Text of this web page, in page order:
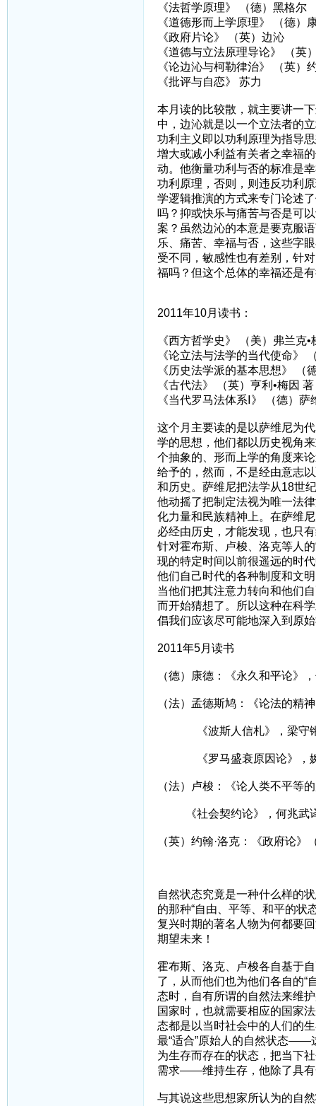
《法哲学原理》 （德）黑格尔
《道德形而上学原理》 （德）
《政府片论》 （英）边沁
《道德与立法原理导论》 （英
《论边沁与柯勒律治》 （英）
《批评与自恋》 苏力
本月读的比较散，就主要讲一
中，边沁就是以一个立法者的
功利主义即以功利原理为指导
增大或减小利益有关者之幸福
动。他衡量功利与否的标准是
功利原理，否则，则违反功利
学逻辑推演的方式来专门论述
吗？抑或快乐与痛苦与否是可
案？虽然边沁的本意是要克服
乐、痛苦、幸福与否，这些字
受不同，敏感性也有差别，针
福吗？但这个总体的幸福还是
2011年10月读书：
《西方哲学史》 （美）弗兰克•
《论立法与法学的当代使命》
《历史法学派的基本思想》 （
《古代法》 （英）亨利•梅因 著
《当代罗马法体系Ⅰ》 （德）萨
这个月主要读的是以萨维尼为
学的思想，他们都以历史视角
个抽象的、形而上学的角度来
给予的，然而，不是经由意志
和历史。萨维尼把法学从18世
他动摇了把制定法视为唯一法
化力量和民族精神上。在萨维
必经由历史，才能发现，也只
针对霍布斯、卢梭、洛克等人
现的特定时间以前很遥远的时
他们自己时代的各种制度和文
当他们把其注意力转向和他们
而开始猜想了。所以这种在科
倡我们应该尽可能地深入到原
2011年5月读书
（德）康德：《永久和平论》
（法）孟德斯鸠：《论法的精
《波斯人信札》，梁守
《罗马盛衰原因论》，
（法）卢梭：《论人类不平等
《社会契约论》，何兆武
（英）约翰·洛克：《政府论》
自然状态究竟是一种什么样的
的那种“自由、平等、和平的状
复兴时期的著名人物为何都要
期望未来！
霍布斯、洛克、卢梭各自基于
了，从而他们也为他们各自的
态时，自有所谓的自然法来维
国家时，也就需要相应的国家
态都是以当时社会中的人们的
最“适合”原始人的自然状态——
为生存而存在的状态，把当下
需求——维持生存，他除了具有
与其说这些思想家所认为的自